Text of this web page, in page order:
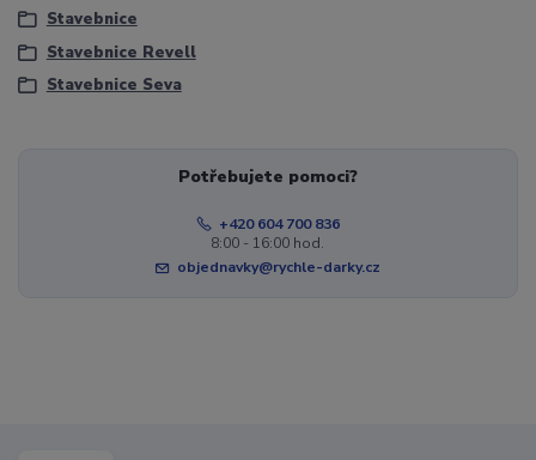
Stavebnice
Stavebnice Revell
Stavebnice Seva
Potřebujete pomoci?
+420 604 700 836
8:00 - 16:00 hod.
objednavky@rychle-darky.cz